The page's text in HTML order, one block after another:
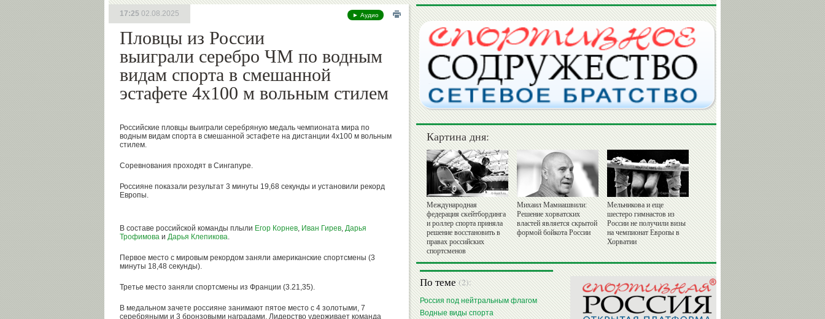
► Аудио
Пловцы из России
выиграли серебро ЧМ по водным
видам спорта в смешанной
эстафете 4x100 м вольным стилем
17:25 02.08.2025
Российские пловцы выиграли серебряную медаль чемпионата мира по
водным видам спорта в смешанной эстафете на дистанции 4x100 м вольным
стилем.
Соревнования проходят в Сингапуре.
Россияне показали результат 3 минуты 19,68 секунды и установили рекорд
Европы.
В составе российской команды плыли Егор Корнев, Иван Гирев, Дарья
Трофимова и Дарья Клепикова.
Первое место с мировым рекордом заняли американские спортсмены (3
минуты 18,48 секунды).
Третье место заняли спортсмены из Франции (3.21,35).
В медальном зачете россияне занимают пятое место с 4 золотыми, 7
серебряными и 3 бронзовыми наградами. Лидерство удерживает команда
Картина дня:
Международная
федерация скейтбординга
и роллер спорта приняла
решение восстановить в
правах российских
спортсменов
Михаил Мамиашвили:
Решение хорватских
властей является скрытой
формой бойкота России
Мельникова и еще
шестеро гимнастов из
России не получили визы
на чемпионат Европы в
Хорватии
По теме(2):
Россия под нейтральным флагом
Водные виды спорта